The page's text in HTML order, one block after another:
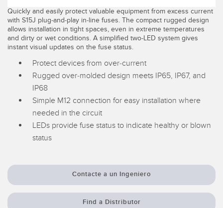
Sensores de Marca de Registro, Color y Luminiscencia
Pick-to Light Sensors
Sensores de Temperatura
Sensores de Monitoreo de Condiciones
Wireless Condition Monitoring Sensors
Sensor de Vibración
ACCESORIOS
Monitoreo Remoto
Monitoreo de Nivel en Tanque
Comunicaciones de Fábrica
ENLACES RELACIONADOS
IO-Link
Quickly and easily protect valuable equipment from excess current
with S15J plug-and-play in-line fuses. The compact rugged design
allows installation in tight spaces, even in extreme temperatures
and dirty or wet conditions. A simplified two-LED system gives
instant visual updates on the fuse status.
Protect devices from over-current
Rugged over-molded design meets IP65, IP67, and
IP68
Simple M12 connection for easy installation where
needed in the circuit
LEDs provide fuse status to indicate healthy or blown
status
Contacte a un Ingeniero
Find a Distributor